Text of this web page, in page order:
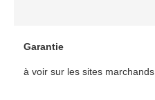
Garantie
à voir sur les sites marchands